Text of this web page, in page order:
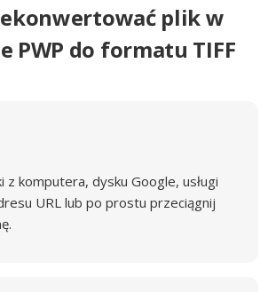
plik w
PWP do formatu TIFF
z komputera, dysku Google, usługi
URL lub po prostu przeciągnij